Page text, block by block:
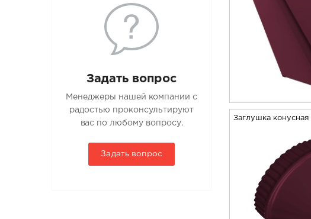
Задать вопрос
Менеджеры нашей компании с
радостью проконсультируют
вас по любому вопросу.
Задать вопрос
Заглушка конусная